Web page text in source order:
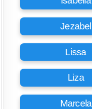
Jezabel
Lissa
Liza
Marcela